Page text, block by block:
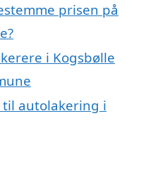
prisen på
i Kogsbølle
til autolakering i